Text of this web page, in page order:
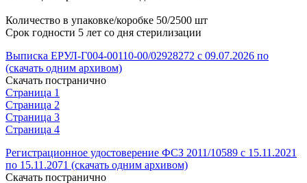
Количество в упаковке/коробке 50/2500 шт
Срок годности 5 лет со дня стерилизации
Выписка ЕРУЛ-Г004-00110-00/02928272 с 09.07.2026 по
(скачать одним архивом)
Скачать постранично
Страница 1
Страница 2
Страница 3
Страница 4
Регистрационное удостоверение ФСЗ 2011/10589 с 15.11.2021
по 15.11.2071 (скачать одним архивом)
Скачать постранично